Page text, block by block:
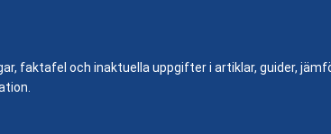
faktafel och inaktuella uppgifter i artiklar, guider,